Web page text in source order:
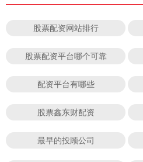
股票配资网站排行
股票配资平台哪个可靠
配资平台有哪些
股票鑫东财配资
最早的投顾公司